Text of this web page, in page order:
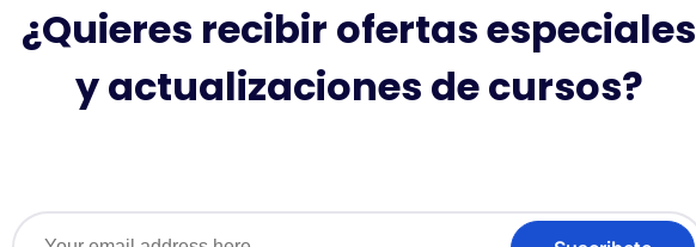
¿Quieres recibir ofertas especiales
y actualizaciones de cursos?